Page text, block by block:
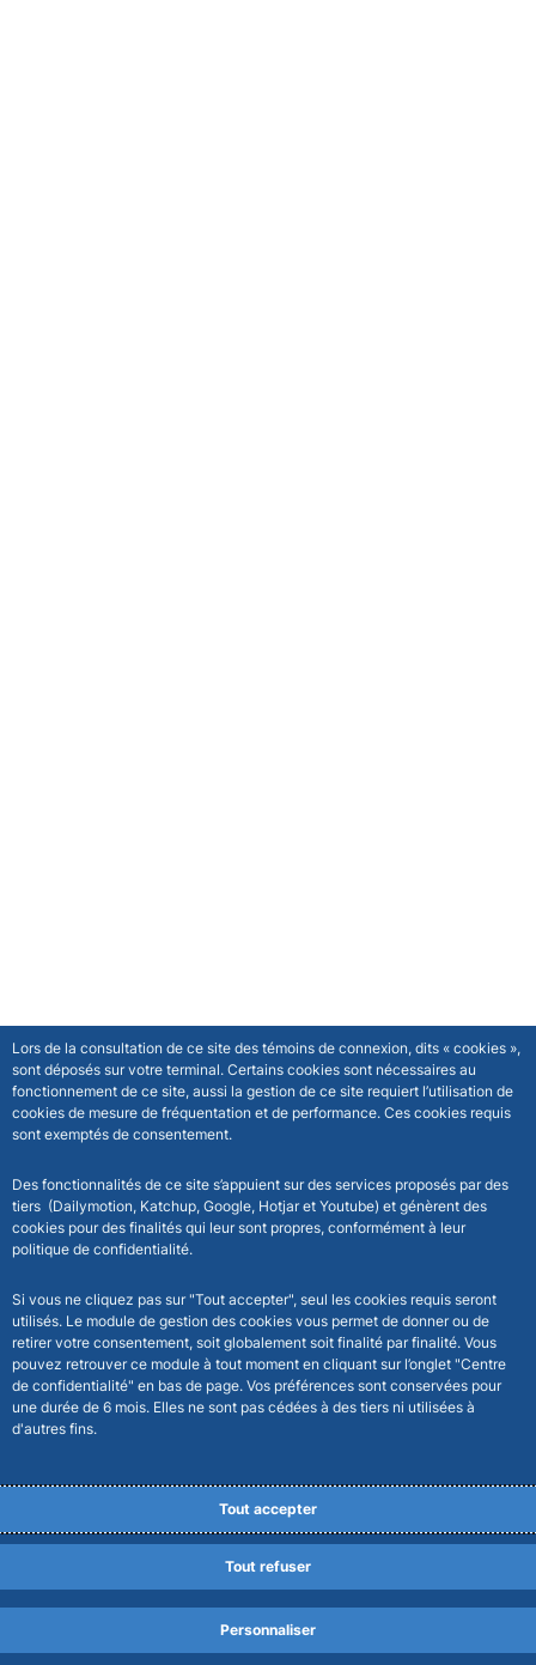
Lors de la consultation de ce site des témoins de connexion, dits « cookies »,
sont déposés sur votre terminal. Certains cookies sont nécessaires au
fonctionnement de ce site, aussi la gestion de ce site requiert l’utilisation de
cookies de mesure de fréquentation et de performance. Ces cookies requis
sont exemptés de consentement.
Des fonctionnalités de ce site s’appuient sur des services proposés par des
tiers (Dailymotion, Katchup, Google, Hotjar et Youtube) et génèrent des
cookies pour des finalités qui leur sont propres, conformément à leur
politique de confidentialité.
Si vous ne cliquez pas sur "Tout accepter", seul les cookies requis seront
utilisés. Le module de gestion des cookies vous permet de donner ou de
retirer votre consentement, soit globalement soit finalité par finalité. Vous
pouvez retrouver ce module à tout moment en cliquant sur l’onglet "Centre
de confidentialité" en bas de page. Vos préférences sont conservées pour
une durée de 6 mois. Elles ne sont pas cédées à des tiers ni utilisées à
d'autres fins.
Tout accepter
Tout refuser
Personnaliser